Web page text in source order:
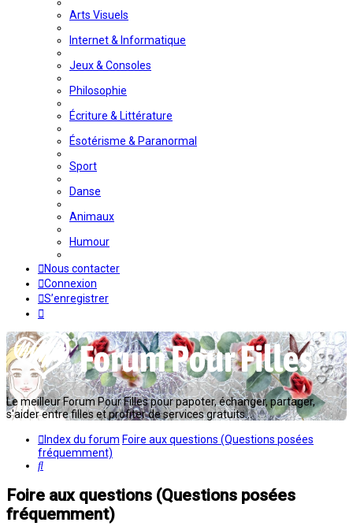
Arts Visuels
Internet & Informatique
Jeux & Consoles
Philosophie
Écriture & Littérature
Ésotérisme & Paranormal
Sport
Danse
Animaux
Humour
Nous contacter
Connexion
S’enregistrer
Le meilleur Forum Pour Filles pour papoter, échanger, partager,
s'aider entre filles et profiter de services gratuits...
Index du forum Foire aux questions (Questions posées
fréquemment)
Rechercher
Foire aux questions (Questions posées
fréquemment)